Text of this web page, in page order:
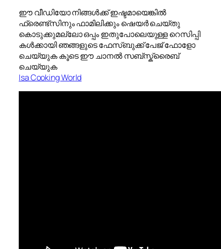
ഈ വീഡിയോ നിങ്ങൾക്ക് ഇഷ്ടമായെങ്കിൽ
ഫ്രെണ്ട്സിനും ഫാമിലിക്കും ഷെയർ ചെയ്തു
കൊടുക്കുമല്ലോ ഒപ്പം ഇതുപോലെയുള്ള റെസിപ്പി
കൾക്കായി ഞങ്ങളുടെ ഫേസ്ബുക്ക് പേജ് ഫോളോ
ചെയ്യുക കൂടെ ഈ ചാനൽ സബ്സ്ക്രൈബ്
ചെയ്യുക
Isa Cooking World